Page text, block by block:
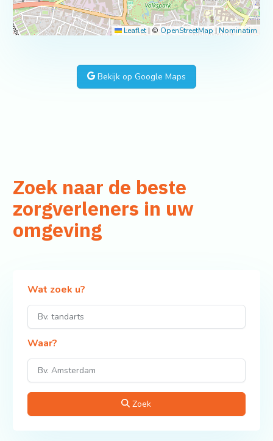
Leaflet | ©OpenStreetMap | Nominatim
Bekijk op Google Maps
Zoek naar de beste
zorgverleners in uw
omgeving
Wat zoek u?
Waar?
Zoek